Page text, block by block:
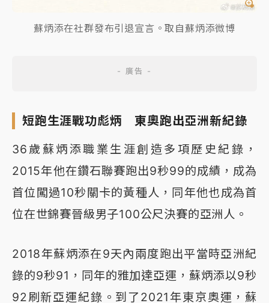
蘇炳添在社群發布引退宣言。取自蘇炳添微博
短跑生涯戰功彪炳 東奧跑出亞洲新紀錄
36歲蘇炳添職業生涯創造多項歷史紀錄，
2015年他在鑽石聯賽跑出9秒99的成績，成為
首位闖過10秒關卡的黃種人，同年他也成為首
位在世錦賽晉級男子100公尺決賽的亞洲人。
2018年蘇炳添在9天內兩度跑出平當時亞洲紀
錄的9秒91，同年的雅加達亞運，蘇炳添以9秒
92刷新亞運紀錄。到了2021年東京奧運，蘇